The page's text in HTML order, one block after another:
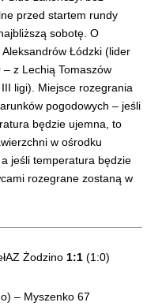
przed startem rundy
sobotę. O
Łódzki (lider
z Lechią Tomaszów
ligi). Miejsce rozegrania
pogodowych – jeśli
będzie ujemna, to
w ośrodku
jeśli temperatura będzie
rozegrane zostaną w
Żodzino 1:1 (1:0)
– Myszenko 67